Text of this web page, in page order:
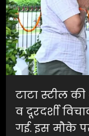
टाटा स्टील
व दूरदर्शी
गई. इस मौके